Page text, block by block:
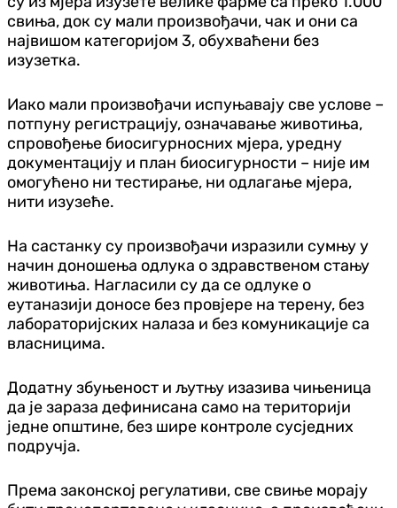
свиња, док су мали произвођачи, чак и они са
највишом категоријом 3, обухваћени без
изузетка.
Иако мали произвођачи испуњавају све услове –
потпуну регистрацију, означавање животиња,
спровођење биосигурносних мјера, уредну
документацију и план биосигурности – није им
омогућено ни тестирање, ни одлагање мјера,
нити изузеће.
На састанку су произвођачи изразили сумњу у
начин доношења одлука о здравственом стању
животиња. Нагласили су да се одлуке о
еутаназији доносе без провјере на терену, без
лабораторијских налаза и без комуникације са
власницима.
Додатну збуњеност и љутњу изазива чињеница
да је зараза дефинисана само на територији
једне општине, без шире контроле сусједних
подручја.
Према законској регулативи, све свиње морају